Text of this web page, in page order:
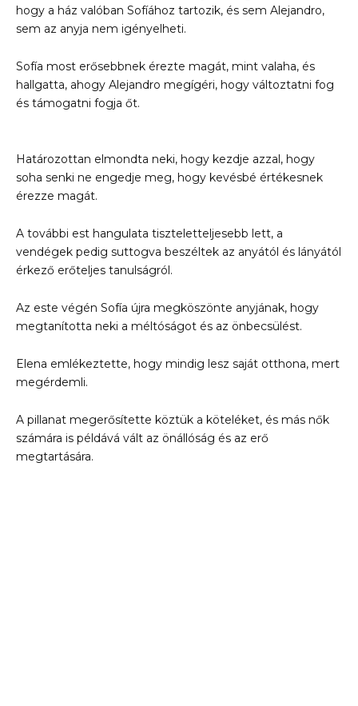
hogy a ház valóban Sofíához tartozik, és sem Alejandro,
sem az anyja nem igényelheti.
Sofía most erősebbnek érezte magát, mint valaha, és
hallgatta, ahogy Alejandro megígéri, hogy változtatni fog
és támogatni fogja őt.
Határozottan elmondta neki, hogy kezdje azzal, hogy
soha senki ne engedje meg, hogy kevésbé értékesnek
érezze magát.
A további est hangulata tiszteletteljesebb lett, a
vendégek pedig suttogva beszéltek az anyától és lányától
érkező erőteljes tanulságról.
Az este végén Sofía újra megköszönte anyjának, hogy
megtanította neki a méltóságot és az önbecsülést.
Elena emlékeztette, hogy mindig lesz saját otthona, mert
megérdemli.
A pillanat megerősítette köztük a köteléket, és más nők
számára is példává vált az önállóság és az erő
megtartására.